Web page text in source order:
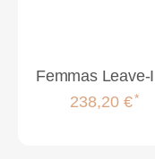
238,20 €*